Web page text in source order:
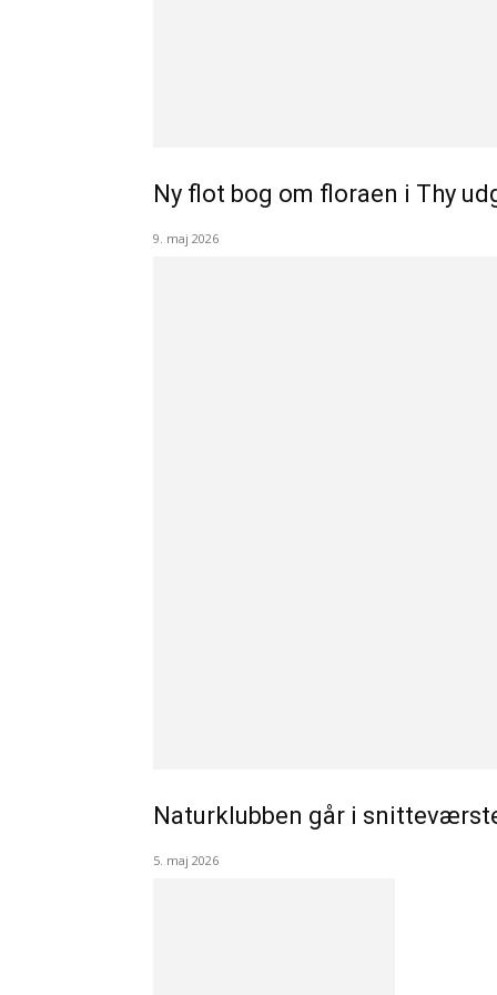
Ny flot bog om floraen i Thy
9. maj 2026
Naturklubben går i
5. maj 2026